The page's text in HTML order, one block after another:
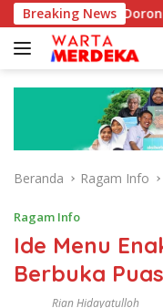
Langsung
ke
konten
Breaking News
Dorong Hilirisasi
Beranda Ragam Info
Ragam Info
Ide Menu
Berbuka
Rian Hidayatulloh